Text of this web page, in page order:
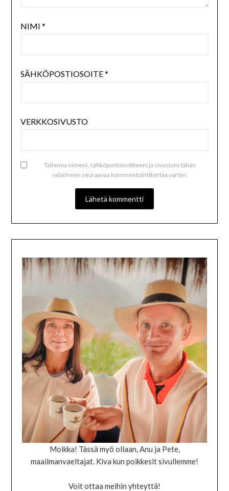
NIMI *
SÄHKÖPOSTIOSOITE*
VERKKOSIVUSTO
Tallenna nimeni, sähköpostiosoitteeni ja sivustoni tähän
selaimeen seuraavaa kommentointikertaa varten.
Moikka! Tässä myö ollaan, Anu ja Pete,
maailmanvaeltajat. Kiva kun poikkesit sivullemme!
Voit ottaa meihin yhteyttä!